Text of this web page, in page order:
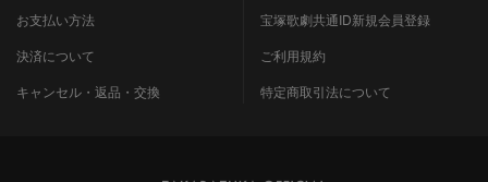
お支払い方法
決済について
キャンセル・返品・交換
宝塚歌劇共通ID新規会員登録
ご利用規約
特定商取引法について